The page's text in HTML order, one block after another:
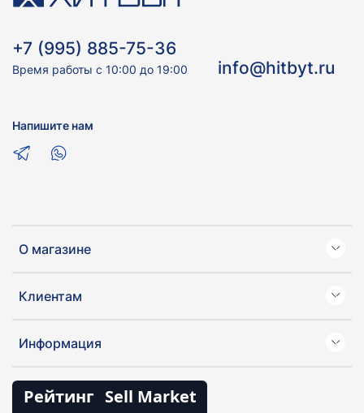
О магазине
Клиентам
Информация
Рейтинг Sell Market
+7 (995) 885-75-36
Время работы с 10:00 до 19:00 info@hitbyt.ru
Напишите нам